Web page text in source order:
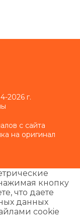
2026 г.
с сайта
на оригинал
кнопку
что даете
данных
cookie